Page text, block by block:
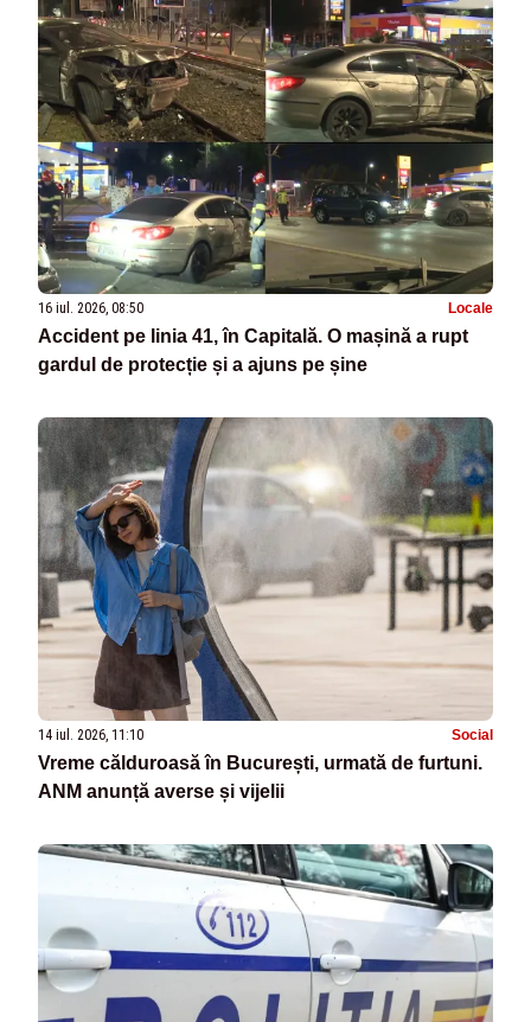
16 iul. 2026, 08:50 Locale
Accident pe linia 41, în Capitală. O mașină a rupt
gardul de protecție și a ajuns pe șine
14 iul. 2026, 11:10 Social
Vreme călduroasă în București, urmată de furtuni.
ANM anunță averse și vijelii